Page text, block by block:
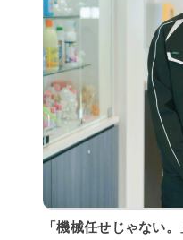
「機械任せじゃない